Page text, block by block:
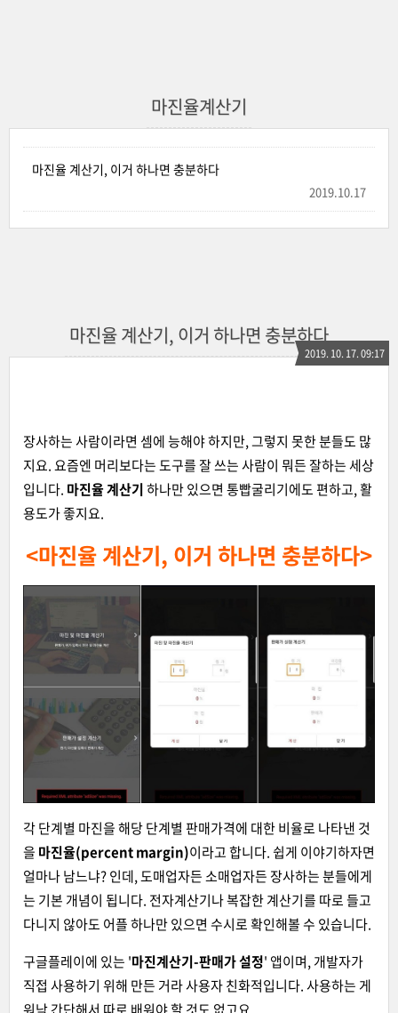
마진율계산기
마진율 계산기, 이거 하나면 충분하다
2019.10.17
마진율 계산기, 이거 하나면 충분하다
2019. 10. 17. 09:17
장사하는 사람이라면 셈에 능해야 하지만, 그렇지 못한 분들도 많
지요. 요즘엔 머리보다는 도구를 잘 쓰는 사람이 뭐든 잘하는 세상
입니다. 마진율 계산기하나만 있으면 통빱굴리기에도 편하고, 활
용도가 좋지요.
<마진율 계산기, 이거 하나면 충분하다>
각 단계별 마진을 해당 단계별 판매가격에 대한 비율로 나타낸 것
을 마진율(percent margin)이라고 합니다. 쉽게 이야기하자면
얼마나 남느냐? 인데, 도매업자든 소매업자든 장사하는 분들에게
는 기본 개념이 됩니다. 전자계산기나 복잡한 계산기를 따로 들고
다니지 않아도 어플 하나만 있으면 수시로 확인해볼 수 있습니다.
구글플레이에 있는 '마진계산기-판매가 설정' 앱이며, 개발자가
직접 사용하기 위해 만든 거라 사용자 친화적입니다. 사용하는 게
워낙 간단해서 따로 배워야 할 것도 없고요.